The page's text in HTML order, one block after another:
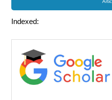
Indexed: